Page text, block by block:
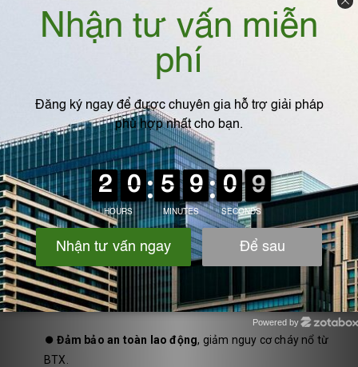
5. Lợi ích kinh tế & môi trường
Tái sinh than hoạt tính: tiết kiệm 30–50% chi phí so với
thay mới.
⏺️Thu hồi BTX
: có thể tái sử dụng trong sản xuất dung
môi, giảm thất thoát.
Giảm downtime : hệ thống chạy ổn định, ít hỏng hóc.
b. Lợi ích môi trường & an toàn
⏺️Giảm phát thải VOCs, bảo vệ chất lượng không khí.
⏺️Đảm bảo an toàn lao động, giảm nguy cơ cháy nổ từ
BTX.
Powered by
Zotabox